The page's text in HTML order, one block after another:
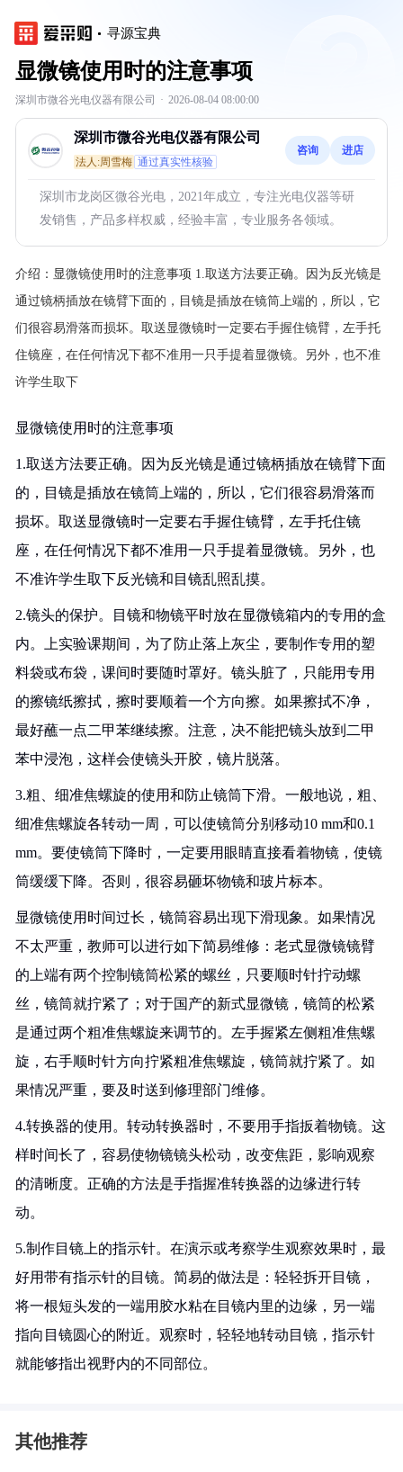
寻源宝典
显微镜使用时的注意事项
深圳市微谷光电仪器有限公司 · 2026-08-04 08:00:00
深圳市微谷光电仪器有限公司
法人:周雪梅 通过真实性核验
咨询 进店
深圳市龙岗区微谷光电，2021年成立，专注光电仪器等研
发销售，产品多样权威，经验丰富，专业服务各领域。
介绍： 显微镜使用时的注意事项 1.取送方法要正确。因为反光镜是
通过镜柄插放在镜臂下面的，目镜是插放在镜筒上端的，所以，它
们很容易滑落而损坏。取送显微镜时一定要右手握住镜臂，左手托
住镜座，在任何情况下都不准用一只手提着显微镜。另外，也不准
许学生取下
显微镜使用时的注意事项
1.取送方法要正确。因为反光镜是通过镜柄插放在镜臂下面
的，目镜是插放在镜筒上端的，所以，它们很容易滑落而
损坏。取送显微镜时一定要右手握住镜臂，左手托住镜
座，在任何情况下都不准用一只手提着显微镜。另外，也
不准许学生取下反光镜和目镜乱照乱摸。
2.镜头的保护。目镜和物镜平时放在显微镜箱内的专用的盒
内。上实验课期间，为了防止落上灰尘，要制作专用的塑
料袋或布袋，课间时要随时罩好。镜头脏了，只能用专用
的擦镜纸擦拭，擦时要顺着一个方向擦。如果擦拭不净，
最好蘸一点二甲苯继续擦。注意，决不能把镜头放到二甲
苯中浸泡，这样会使镜头开胶，镜片脱落。
3.粗、细准焦螺旋的使用和防止镜筒下滑。一般地说，粗、
细准焦螺旋各转动一周，可以使镜筒分别移动10 mm和0.1
mm。要使镜筒下降时，一定要用眼睛直接看着物镜，使镜
筒缓缓下降。否则，很容易砸坏物镜和玻片标本。
显微镜使用时间过长，镜筒容易出现下滑现象。如果情况
不太严重，教师可以进行如下简易维修：老式显微镜镜臂
的上端有两个控制镜筒松紧的螺丝，只要顺时针拧动螺
丝，镜筒就拧紧了；对于国产的新式显微镜，镜筒的松紧
是通过两个粗准焦螺旋来调节的。左手握紧左侧粗准焦螺
旋，右手顺时针方向拧紧粗准焦螺旋，镜筒就拧紧了。如
果情况严重，要及时送到修理部门维修。
4.转换器的使用。转动转换器时，不要用手指扳着物镜。这
样时间长了，容易使物镜镜头松动，改变焦距，影响观察
的清晰度。正确的方法是手指握准转换器的边缘进行转
动。
5.制作目镜上的指示针。在演示或考察学生观察效果时，最
好用带有指示针的目镜。简易的做法是：轻轻拆开目镜，
将一根短头发的一端用胶水粘在目镜内里的边缘，另一端
指向目镜圆心的附近。观察时，轻轻地转动目镜，指示针
就能够指出视野内的不同部位。
其他推荐